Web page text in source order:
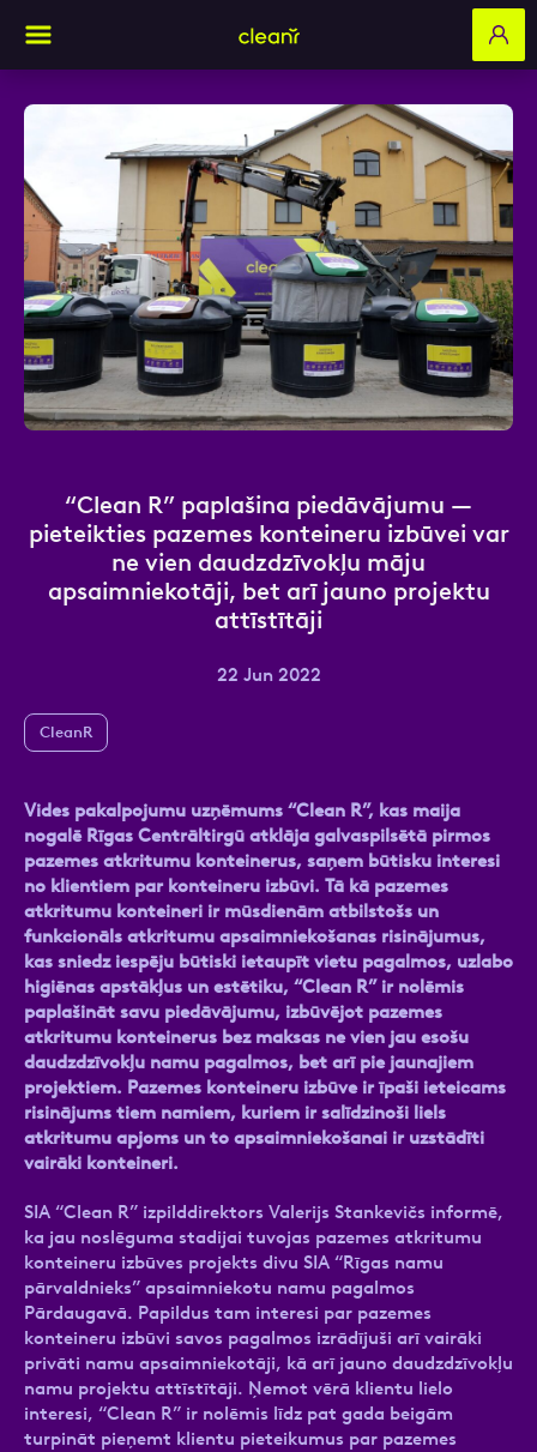
“Clean R” paplašina piedāvājumu —
pieteikties pazemes konteineru izbūvei var
ne vien daudzdzīvokļu māju
apsaimniekotāji, bet arī jauno projektu
attīstītāji
22 Jun 2022
CleanR
Vides pakalpojumu uzņēmums “Clean R”, kas maija
nogalē Rīgas Centrāltirgū atklāja galvaspilsētā pirmos
pazemes atkritumu konteinerus, saņem būtisku interesi
no klientiem par konteineru izbūvi. Tā kā pazemes
atkritumu konteineri ir mūsdienām atbilstošs un
funkcionāls atkritumu apsaimniekošanas risinājumus,
kas sniedz iespēju būtiski ietaupīt vietu pagalmos, uzlabo
higiēnas apstākļus un estētiku, “Clean R” ir nolēmis
paplašināt savu piedāvājumu, izbūvējot pazemes
atkritumu konteinerus bez maksas ne vien jau esošu
daudzdzīvokļu namu pagalmos, bet arī pie jaunajiem
projektiem. Pazemes konteineru izbūve ir īpaši ieteicams
risinājums tiem namiem, kuriem ir salīdzinoši liels
atkritumu apjoms un to apsaimniekošanai ir uzstādīti
vairāki konteineri.
SIA “Clean R” izpilddirektors Valerijs Stankevičs informē,
ka jau noslēguma stadijai tuvojas pazemes atkritumu
konteineru izbūves projekts divu SIA “Rīgas namu
pārvaldnieks” apsaimniekotu namu pagalmos
Pārdaugavā. Papildus tam interesi par pazemes
konteineru izbūvi savos pagalmos izrādījuši arī vairāki
privāti namu apsaimniekotāji, kā arī jauno daudzdzīvokļu
namu projektu attīstītāji. Ņemot vērā klientu lielo
interesi, “Clean R” ir nolēmis līdz pat gada beigām
turpināt pieņemt klientu pieteikumus par pazemes
Aizpildi pieteikuma formu un mēs ar tevi
sazināsimies
Vārds, Uzvārds
E-pasts
Kontakttālrunis
Atzīmējiet, ka piekrītat personas datu
apstrādei.Vairāk